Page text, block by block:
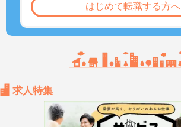
はじめて転職する方へ
求人特集